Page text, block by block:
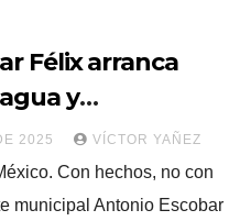
Félix arranca
y
Jiquipilco
2025 VÍCTOR YAÑEZ
Con hechos, no con
municipal Antonio Escobar